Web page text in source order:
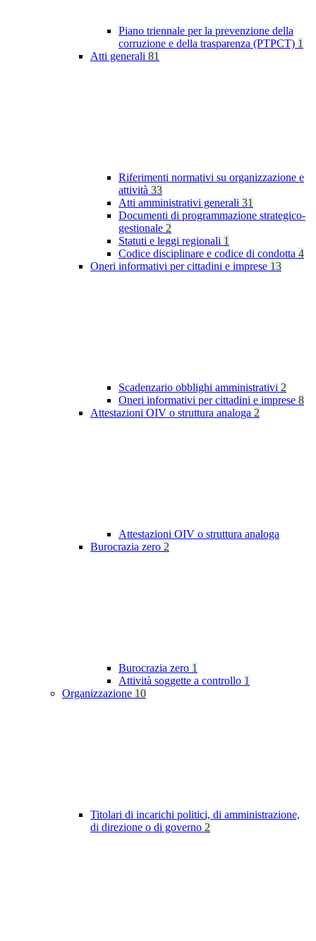
Piano triennale per la prevenzione della
corruzione e della trasparenza (PTPCT) 1
Atti generali 81
Riferimenti normativi su organizzazione e
attività 33
Atti amministrativi generali 31
Documenti di programmazione strategico-
gestionale 2
Statuti e leggi regionali 1
Codice disciplinare e codice di condotta 4
Oneri informativi per cittadini e imprese 13
Scadenzario obblighi amministrativi 2
Oneri informativi per cittadini e imprese 8
Attestazioni OIV o struttura analoga 2
Attestazioni OIV o struttura analoga
Burocrazia zero 2
Burocrazia zero 1
Attività soggette a controllo 1
Organizzazione 10
Titolari di incarichi politici, di amministrazione,
di direzione o di governo 2